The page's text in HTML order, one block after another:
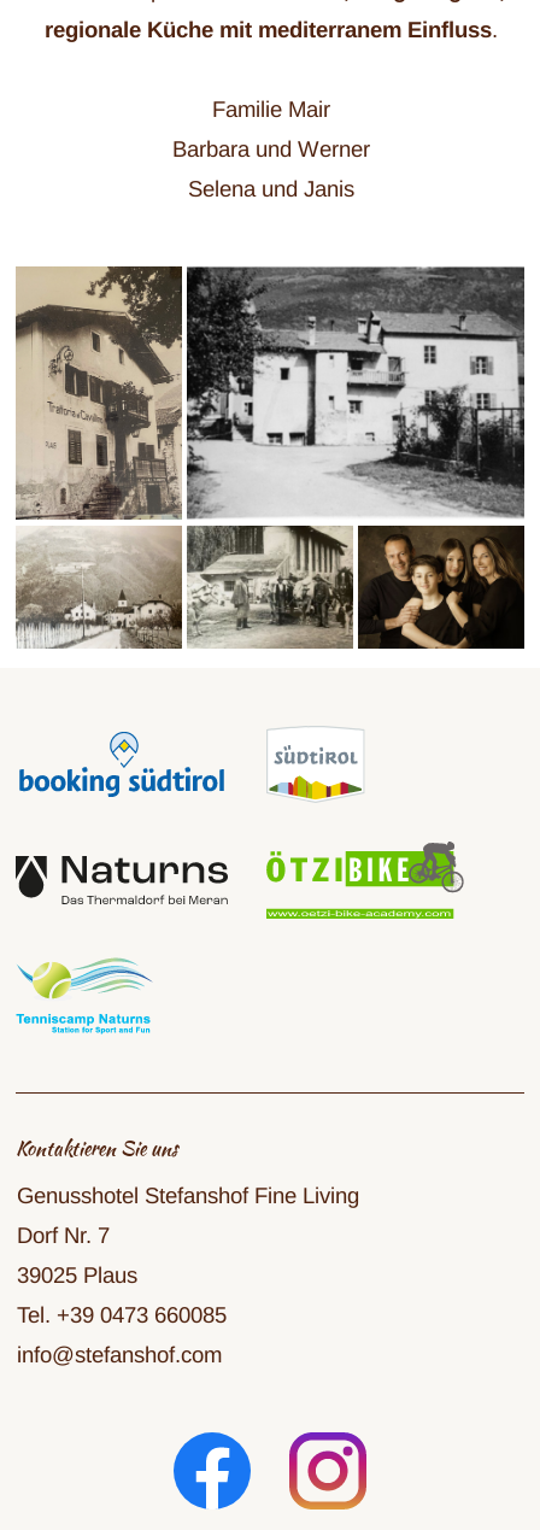
regionale Küche mit mediterranem Einfluss.
Familie Mair
Barbara und Werner
Selena und Janis
Kontaktieren Sie uns
Genusshotel Stefanshof Fine Living
Dorf Nr. 7
39025 Plaus
Tel. +39 0473 660085
info@stefanshof.com